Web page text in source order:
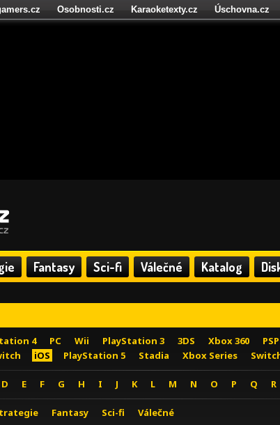
Fantasy Sci-fi Válečné Katalog
4 PC Wii PlayStation 3 3DS Xbox 360 PSP
iOS PlayStation 5 Stadia Xbox Series
D E F G H I J K L M N O P Q R
Fantasy Sci-fi Válečné
Osobnosti.cz Karaoketexty.cz Úschovna.cz